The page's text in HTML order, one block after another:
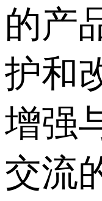
的产
护和
增强
交流